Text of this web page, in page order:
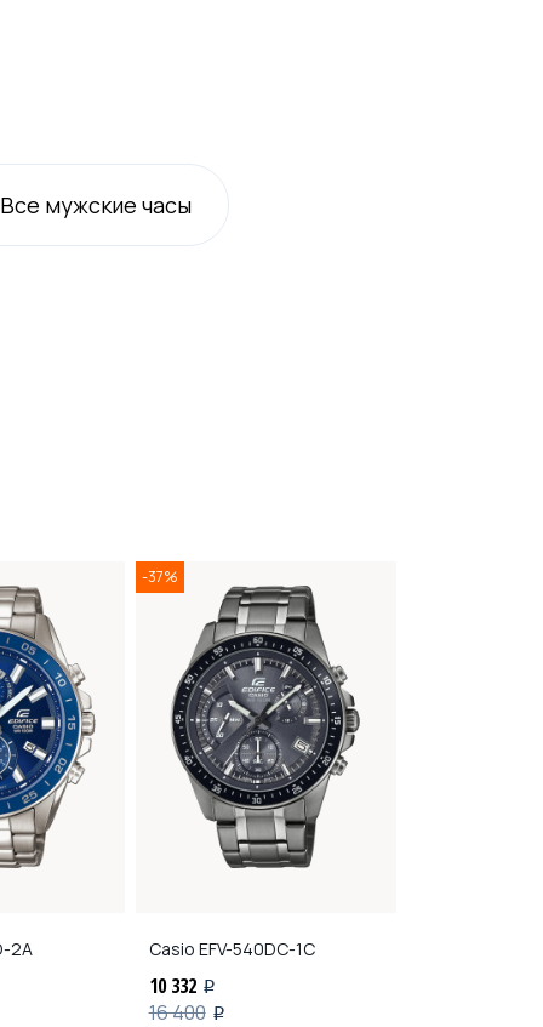
Все мужские часы
2A
-37%
Casio EFV-540DC-1C
10 332 i
16 400 i